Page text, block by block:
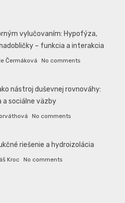
vylučovaním: Hypofýza,
– funkcia a interakcia
Čermáková No comments
nástroj duševnej rovnováhy:
a sociálne väzby
No comments
riešenie a hydroizolácia
Kroc No comments